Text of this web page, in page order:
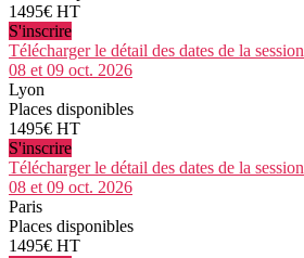
1495€ HT
S'inscrire
Télécharger le détail des dates de la session
08 et 09 oct. 2026
Lyon
Places disponibles
1495€ HT
S'inscrire
Télécharger le détail des dates de la session
08 et 09 oct. 2026
Paris
Places disponibles
1495€ HT